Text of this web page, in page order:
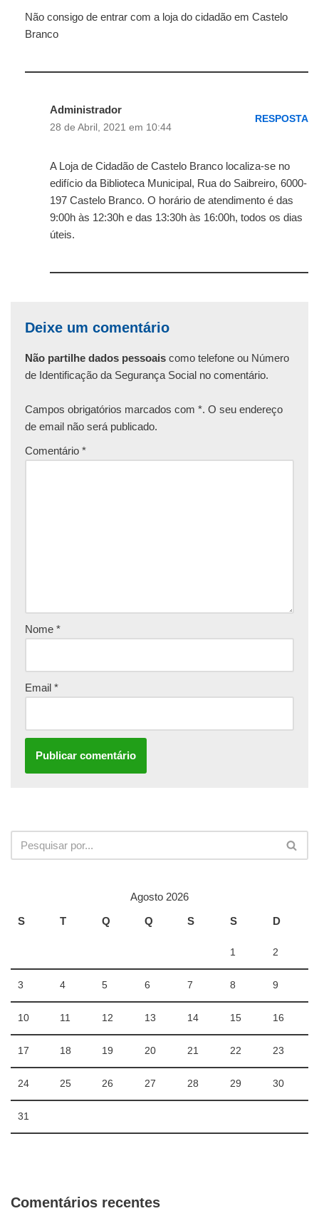
Não consigo de entrar com a loja do cidadão em Castelo
Branco
Administrador
28 de Abril, 2021 em 10:44
RESPOSTA
A Loja de Cidadão de Castelo Branco localiza-se no
edifício da Biblioteca Municipal, Rua do Saibreiro, 6000-
197 Castelo Branco. O horário de atendimento é das
9:00h às 12:30h e das 13:30h às 16:00h, todos os dias
úteis.
Deixe um comentário
Não partilhe dados pessoais como telefone ou Número
de Identificação da Segurança Social no comentário.
Campos obrigatórios marcados com *. O seu endereço
de email não será publicado.
Comentário *
Nome *
Email *
Agosto 2026
S
T Q Q S S D
1 2
3 4 5 6 7 8 9
10 11 12 13 14 15 16
17 18 19 20 21 22 23
24 25 26 27 28 29 30
31
Comentários recentes